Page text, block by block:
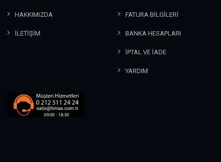
HAKKIMIZDA
İLETİŞİM
FATURA BİLGİLERİ
BANKA HESAPLARI
İPTAL VE İADE
YARDIM